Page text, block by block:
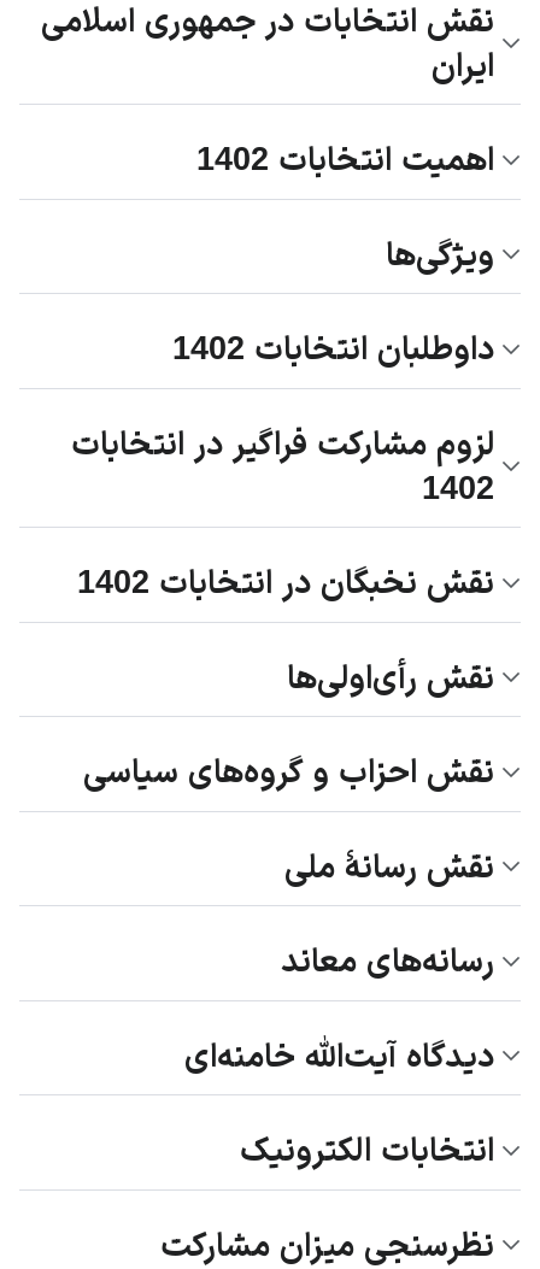
نقش انتخابات در جمهوری اسلامی
ایران
اهمیت انتخابات 1402
ویژگی‌ها
داوطلبان انتخابات 1402
لزوم مشارکت فراگیر در انتخابات
1402
نقش نخبگان در انتخابات 1402
نقش رأی‌اولی‌ها
نقش احزاب و گروه‌های سیاسی
نقش رسانۀ ملی
رسانه‌های معاند
دیدگاه آیت‌الله خامنه‌ای
انتخابات الکترونیک
نظرسنجی میزان مشارکت